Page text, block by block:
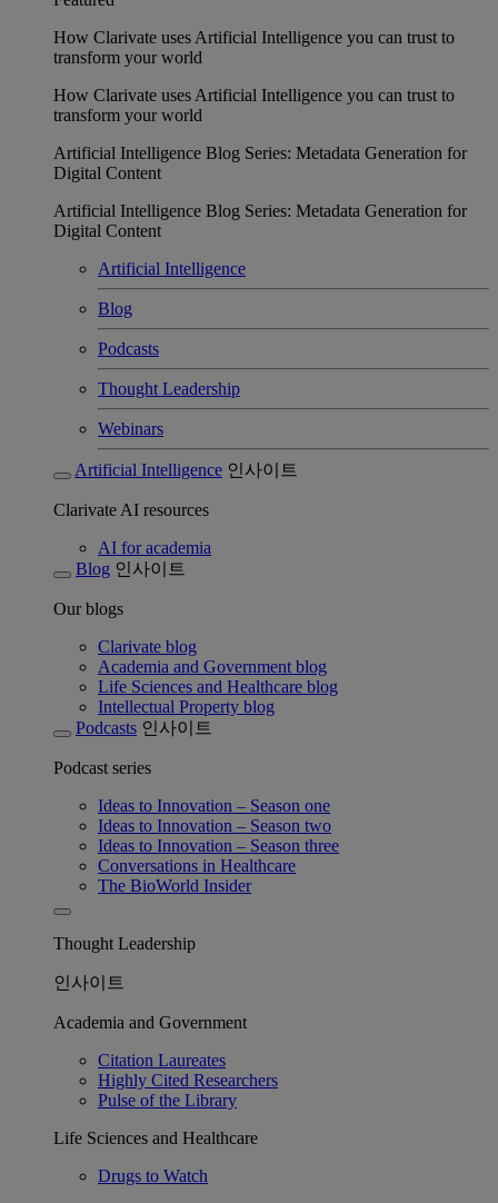
How Clarivate uses Artificial Intelligence you can trust to
transform your world
How Clarivate uses Artificial Intelligence you can trust to
transform your world
Artificial Intelligence Blog Series: Metadata Generation for
Digital Content
Artificial Intelligence Blog Series: Metadata Generation for
Digital Content
Artificial Intelligence
Blog
Podcasts
Thought Leadership
Webinars
Artificial Intelligence 인사이트
Clarivate AI resources
AI for academia
Blog 인사이트
Our blogs
Clarivate blog
Academia and Government blog
Life Sciences and Healthcare blog
Intellectual Property blog
Podcasts 인사이트
Podcast series
Ideas to Innovation – Season one
Ideas to Innovation – Season two
Ideas to Innovation – Season three
Conversations in Healthcare
The BioWorld Insider
Thought Leadership
인사이트
Academia and Government
Citation Laureates
Highly Cited Researchers
Pulse of the Library
Life Sciences and Healthcare
Drugs to Watch